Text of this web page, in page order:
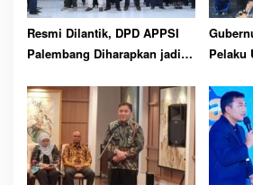
Resmi Dilantik, DPD APPSI
Palembang Diharapkan jadi
Pedagang
Pelaku